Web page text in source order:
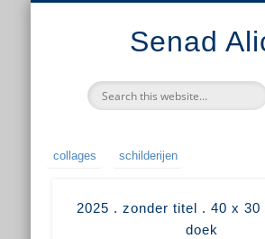
Senad
collages schilderijen
2025 . zonder titel . 40 x
doek